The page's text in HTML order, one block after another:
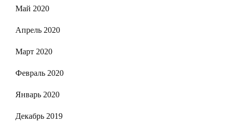
Май 2020
Апрель 2020
Март 2020
Февраль 2020
Январь 2020
Декабрь 2019